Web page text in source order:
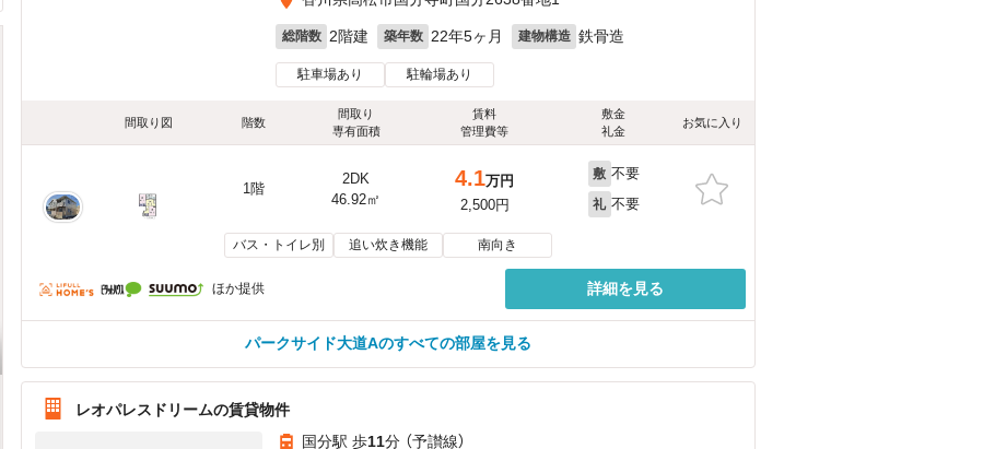
総階数 2階建 築年数 22年5ヶ月 建物構造 鉄骨造
駐車場あり 駐輪場あり
間取り図 階数
間取り
専有面積
賃料
管理費等
敷金
礼金
お気に入り
1階
2DK
46.92㎡
4.1万円
2,500円
敷 不要
礼 不要
バス・トイレ別 追い炊き機能 南向き
ほか提供 詳細を見る
パークサイド大道Aのすべての部屋を見る
レオパレスドリームの賃貸物件
国分駅 歩11分 （予讃線）